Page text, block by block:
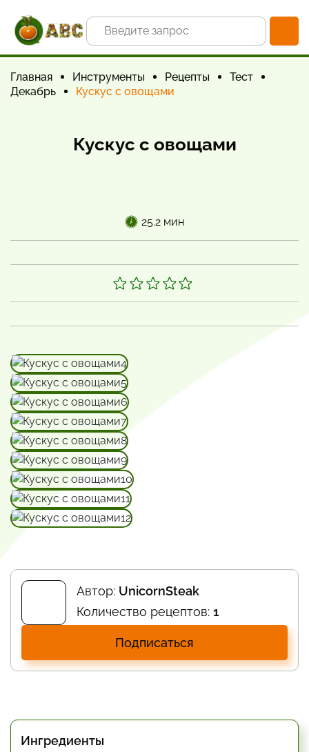
Главная Инструменты Рецепты
Тест
Декабрь
Кускус с овощами
Кускус с овощами
25.2 мин
Автор: UnicornSteak
Количество рецептов: 1
Подписаться
Ингредиенты